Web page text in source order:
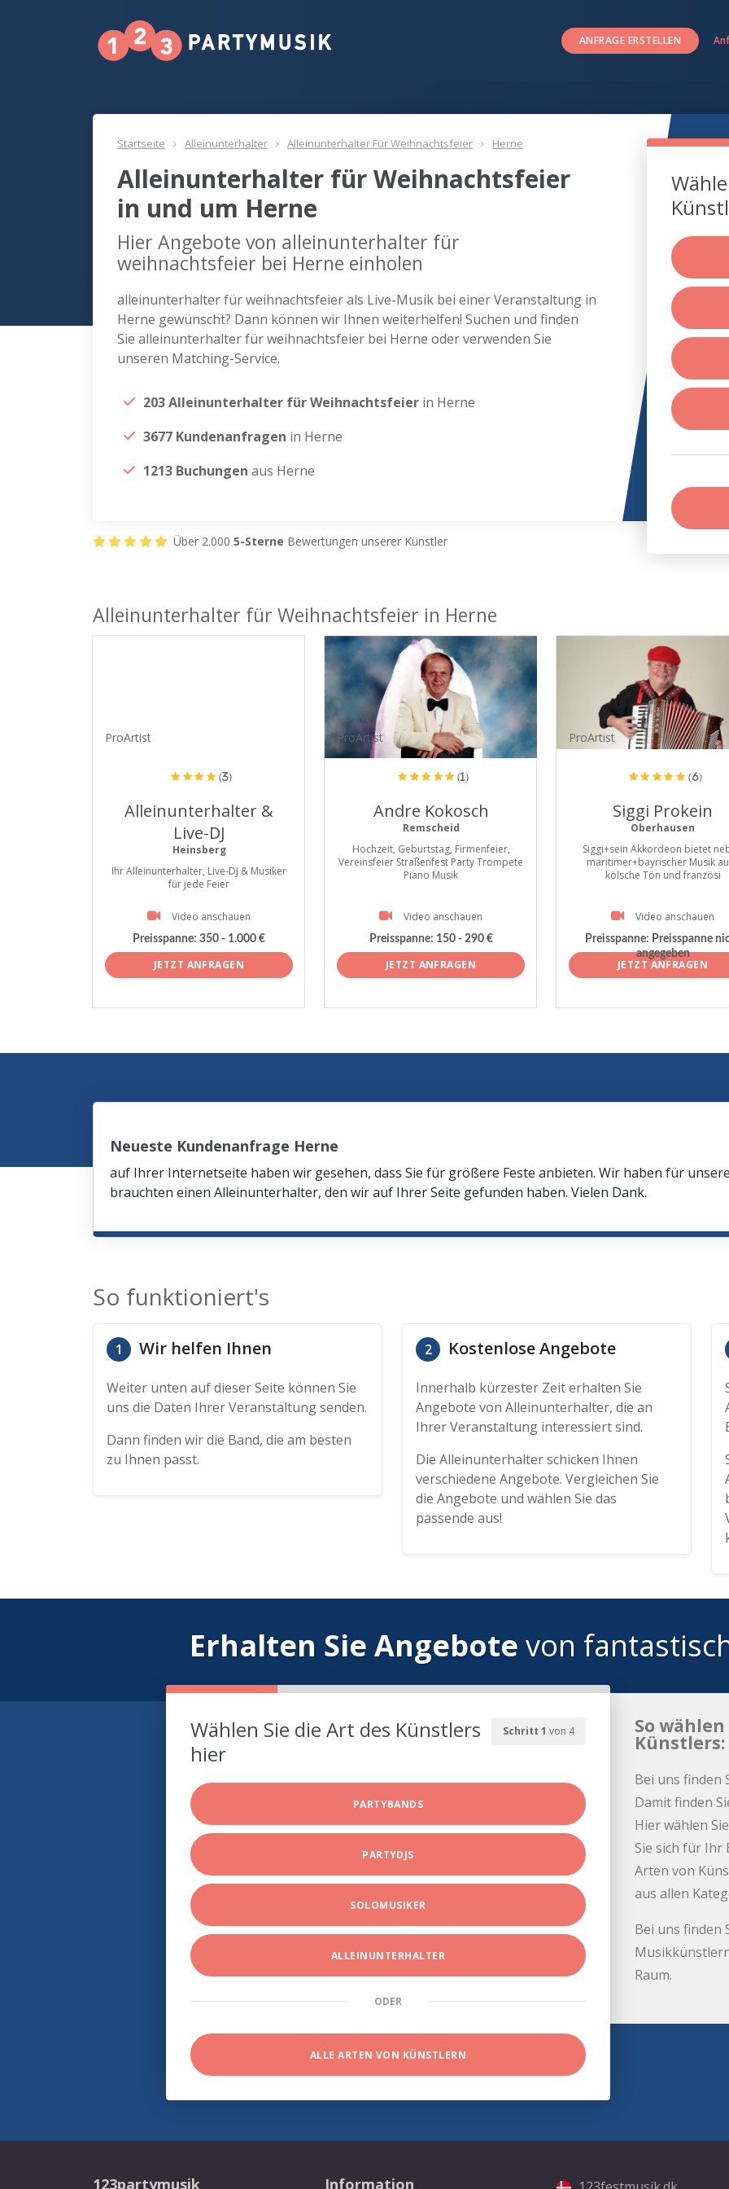
ANFRAGE ERSTELLEN
Startseite Alleinunterhalter Alleinunterhalter Für Weihnachtsfeier Herne
Alleinunterhalter für Weihnachtsfeier
in und um Herne
Hier Angebote von alleinunterhalter für
weihnachtsfeier bei Herne einholen
alleinunterhalter für weihnachtsfeier als Live-Musik bei einer Veranstaltung in
Herne gewünscht? Dann können wir Ihnen weiterhelfen! Suchen und finden
Sie alleinunterhalter für weihnachtsfeier bei Herne oder verwenden Sie
unseren Matching-Service.
203 Alleinunterhalter für Weihnachtsfeier in Herne
3677 Kundenanfragen in Herne
1213 Buchungen aus Herne
Über 2.000 5-Sterne Bewertungen unserer Künstler
Alleinunterhalter für Weihnachtsfeier in Herne
ProArtist
(3)
Alleinunterhalter &
Live-DJ
Heinsberg
Ihr Alleinunterhalter, Live-DJ & Musiker
für jede Feier
Video anschauen
Preisspanne: 350 - 1.000 €
JETZT ANFRAGEN
ProArtist
(1)
Andre Kokosch
Remscheid
Hochzeit, Geburtstag, Firmenfeier,
Vereinsfeier Straßenfest Party Trompete
Piano Musik
Video anschauen
Preisspanne: 150 - 290 €
JETZT ANFRAGEN
ProArtist
(6)
Siggi Prokein
Oberhausen
Siggi+sein Akkordeon bietet
maritimer+bayrischer Musik
kölsche Tön und französi
Video anschauen
Preisspanne: Preisspanne
angegeben
JETZT ANFRAGEN
Neueste Kundenanfrage Herne
auf Ihrer Internetseite haben wir gesehen, dass Sie für größere Feste anbieten. Wir haben für
brauchten einen Alleinunterhalter, den wir auf Ihrer Seite gefunden haben. Vielen Dank.
So funktioniert's
1 Wir helfen Ihnen
Weiter unten auf dieser Seite können Sie
uns die Daten Ihrer Veranstaltung senden.
Dann finden wir die Band, die am besten
zu Ihnen passt.
2 Kostenlose Angebote
Innerhalb kürzester Zeit erhalten Sie
Angebote von Alleinunterhalter, die an
Ihrer Veranstaltung interessiert sind.
Die Alleinunterhalter schicken Ihnen
verschiedene Angebote. Vergleichen Sie
die Angebote und wählen Sie das
passende aus!
Erhalten Sie Angebote von
Schritt 1 von 4
Wählen Sie die Art des Künstlers
hier
PARTYBANDS
PARTYDJS
SOLOMUSIKER
ALLEINUNTERHALTER
ODER
ALLE ARTEN VON KÜNSTLERN
So
Künstlers:
Bei uns finden
Damit finden
Hier wählen
Sie sich für Ihr
Arten von
aus allen
Bei uns finden
Raum.
123partymusik Information